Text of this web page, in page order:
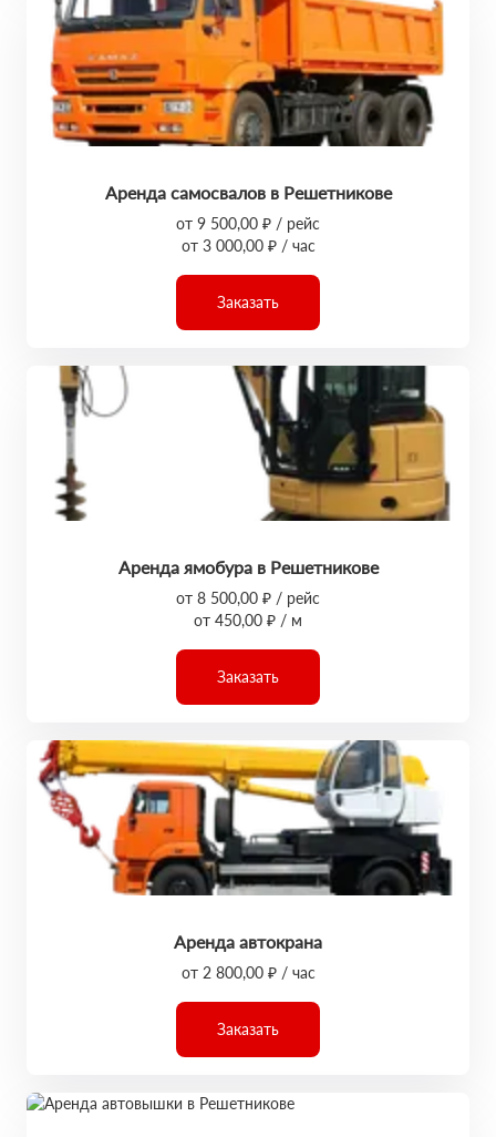
Аренда самосвалов в Решетникове
от 9 500,00 ₽ / рейс
от 3 000,00 ₽ / час
Заказать
Аренда ямобура в Решетникове
от 8 500,00 ₽ / рейс
от 450,00 ₽ / м
Заказать
Аренда автокрана
от 2 800,00 ₽ / час
Заказать